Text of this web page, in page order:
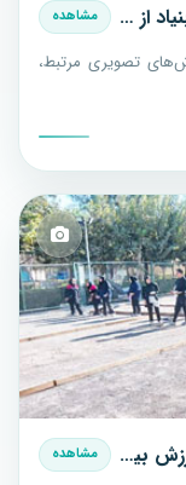
بازدید معاون هماهنگی امور استان های بنیاد از مراکز درمانی بیماریهای خاص استان کرمانشاه مشاهده
تصویری مرتبط،
برنامه های ورزشی اجرا شده فدراسیون ورزش بیماران خاص و پیوند اعضا در آبان سال 1404 مشاهده